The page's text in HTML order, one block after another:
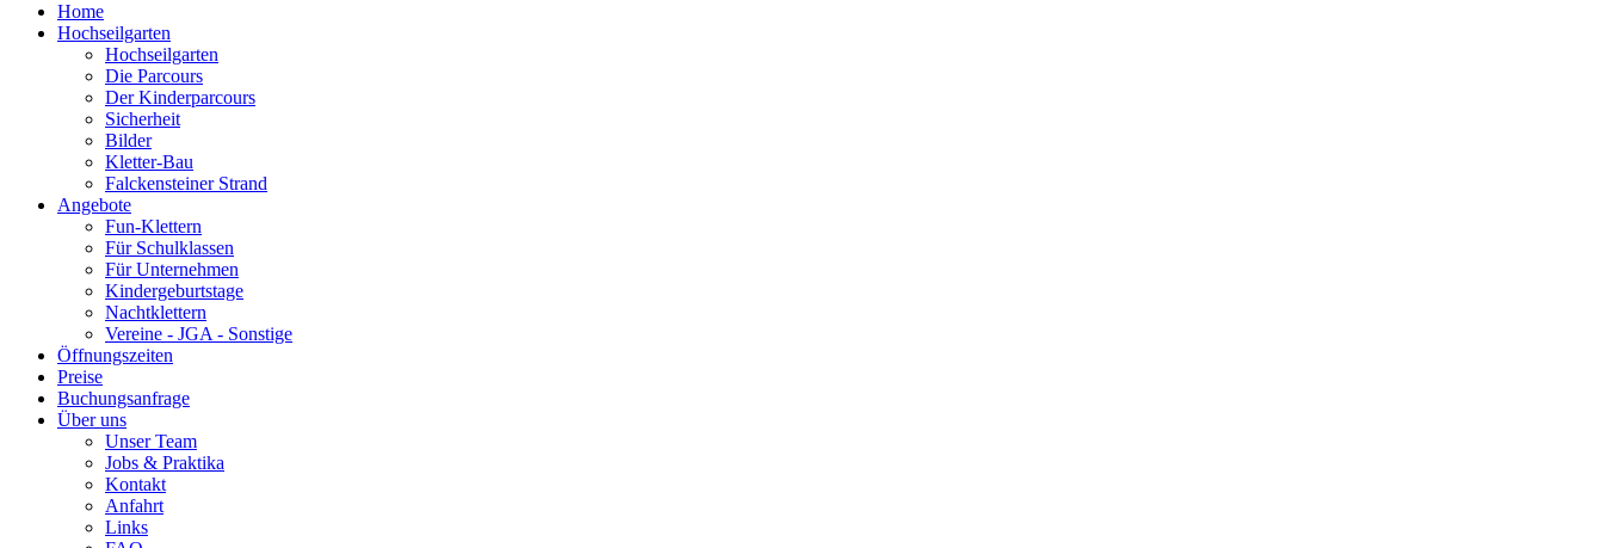
Home
Hochseilgarten
Hochseilgarten
Die Parcours
Der Kinderparcours
Sicherheit
Bilder
Kletter-Bau
Falckensteiner Strand
Angebote
Fun-Klettern
Für Schulklassen
Für Unternehmen
Kindergeburtstage
Nachtklettern
Vereine - JGA - Sonstige
Öffnungszeiten
Preise
Buchungsanfrage
Über uns
Unser Team
Jobs & Praktika
Kontakt
Anfahrt
Links